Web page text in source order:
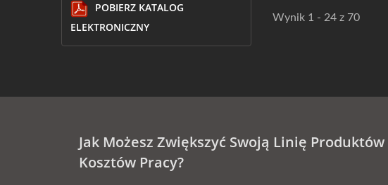
POBIERZ KATALOG
ELEKTRONICZNY
Wynik 1 - 24 z 70
Jak Możesz Zwiększyć Swoją Linię
Kosztów Pracy?